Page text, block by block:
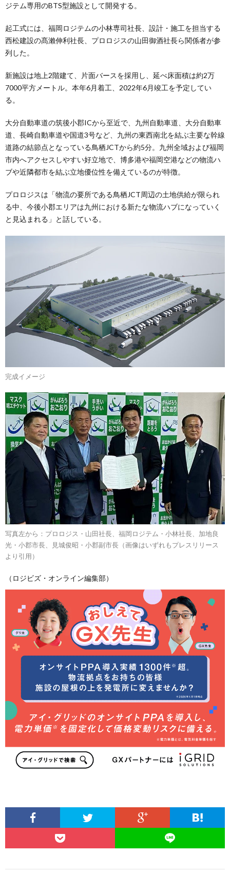
ジテム専用のBTS型施設として開発する。
起工式には、福岡ロジテムの小林専司社長、設計・施工を担当する
西松建設の髙瀨伸利社長、プロロジスの山田御酒社長ら関係者が参
列した。
新施設は地上2階建て、片面バースを採用し、延べ床面積は約2万
7000平方メートル。本年6月着工、2022年6月竣工を予定してい
る。
大分自動車道の筑後小郡ICから至近で、九州自動車道、大分自動車
道、長崎自動車道や国道3号など、九州の東西南北を結ぶ主要な幹線
道路の結節点となっている鳥栖JCTから約5分。九州全域および福岡
市内へアクセスしやすい好立地で、博多港や福岡空港などの物流ハ
ブや近隣都市を結ぶ立地優位性を備えているのが特徴。
プロロジスは「物流の要所である鳥栖JCT周辺の土地供給が限られ
る中、今後小郡エリアは九州における新たな物流ハブになっていく
と見込まれる」と話している。
完成イメージ
写真左から：プロロジス・山田社長、福岡ロジテム・小林社長、加地良
光・小郡市長、見城俊昭・小郡副市長（画像はいずれもプレスリリース
より引用）
（ロジビズ・オンライン編集部）